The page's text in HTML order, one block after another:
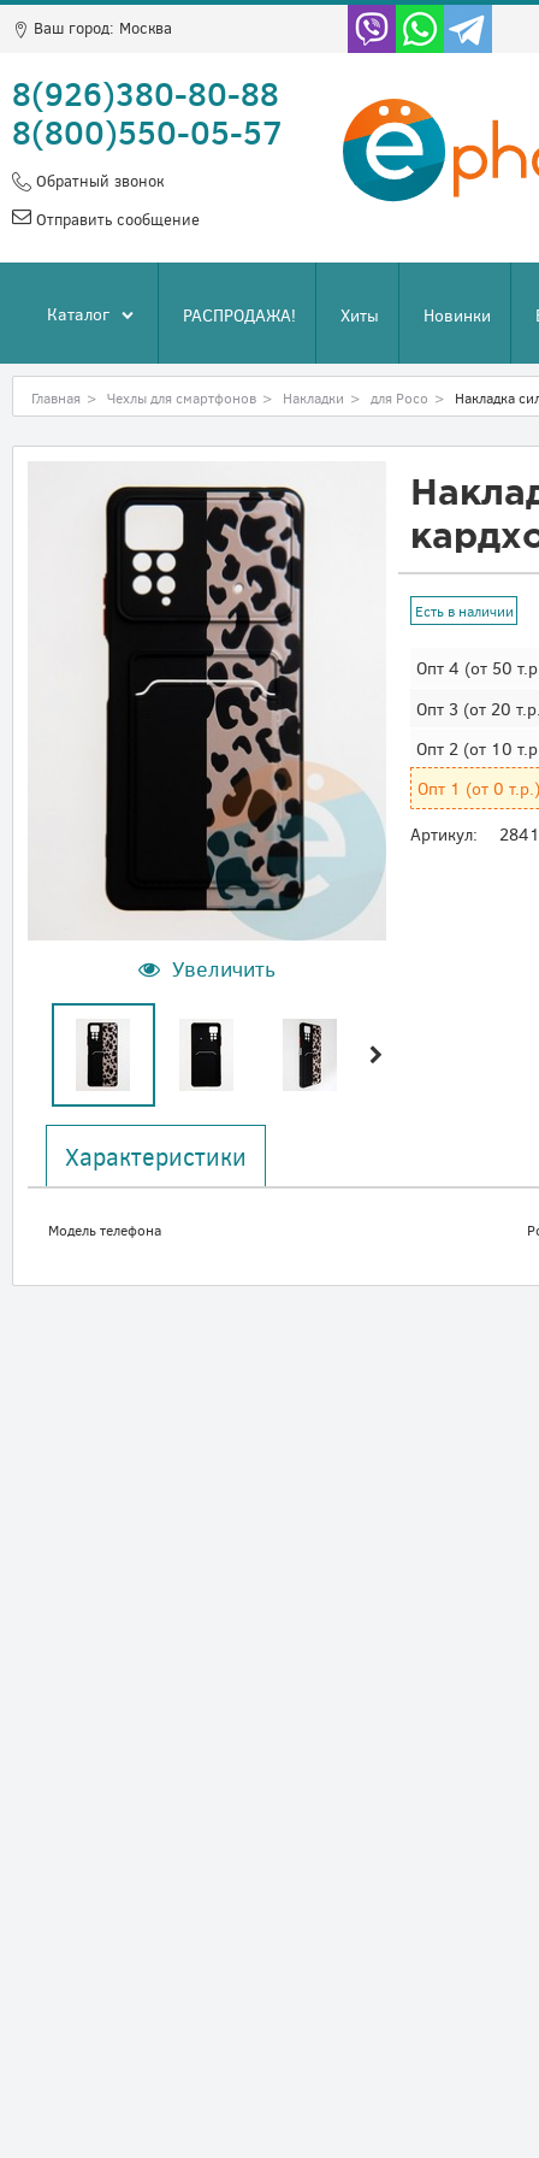
Ваш город: Москва
8(926)380-80-88
8(800)550-05-57
Обратный звонок
Отправить сообщение
Каталог РАСПРОДАЖА! Хиты Новинки
Главная > Чехлы для смартфонов > Накладки > для Poco > Накладка
Увеличить
Есть в наличии
Опт 4 (от 50
Опт 3 (от 20
Опт 2(от 10
Опт 1 (от 0 т.р.)
Артикул:
Характеристики
Модель телефона